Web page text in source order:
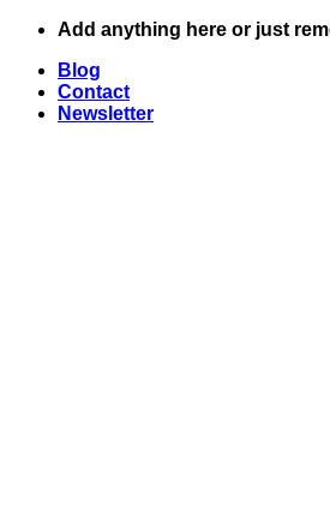
Skip
content
Add anything here or just
Blog
Contact
Newsletter